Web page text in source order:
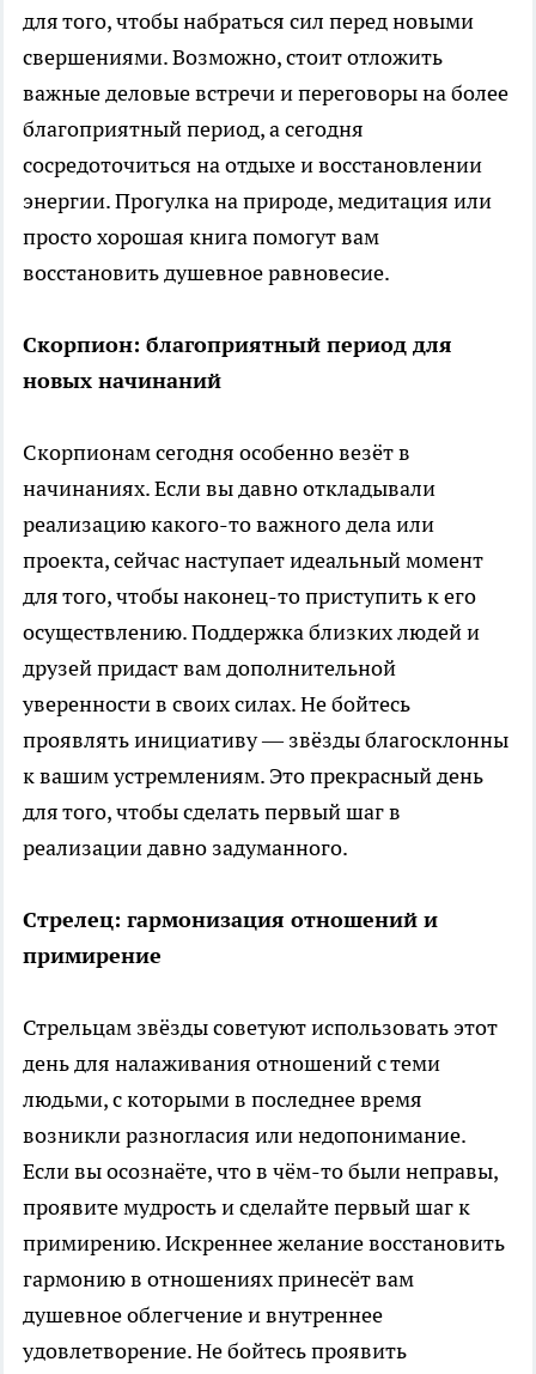
для того, чтобы набраться сил перед новыми
свершениями. Возможно, стоит отложить
важные деловые встречи и переговоры на более
благоприятный период, а сегодня
сосредоточиться на отдыхе и восстановлении
энергии. Прогулка на природе, медитация или
просто хорошая книга помогут вам
восстановить душевное равновесие.
Скорпион: благоприятный период для
новых начинаний
Скорпионам сегодня особенно везёт в
начинаниях. Если вы давно откладывали
реализацию какого-то важного дела или
проекта, сейчас наступает идеальный момент
для того, чтобы наконец-то приступить к его
осуществлению. Поддержка близких людей и
друзей придаст вам дополнительной
уверенности в своих силах. Не бойтесь
проявлять инициативу — звёзды благосклонны
к вашим устремлениям. Это прекрасный день
для того, чтобы сделать первый шаг в
реализации давно задуманного.
Стрелец: гармонизация отношений и
примирение
Стрельцам звёзды советуют использовать этот
день для налаживания отношений с теми
людьми, с которыми в последнее время
возникли разногласия или недопонимание.
Если вы осознаёте, что в чём-то были неправы,
проявите мудрость и сделайте первый шаг к
примирению. Искреннее желание восстановить
гармонию в отношениях принесёт вам
душевное облегчение и внутреннее
удовлетворение. Не бойтесь проявить